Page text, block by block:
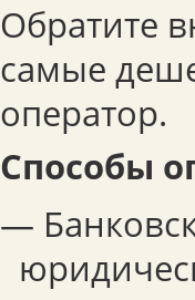
Обратите
самые
оператор.
Способы
—